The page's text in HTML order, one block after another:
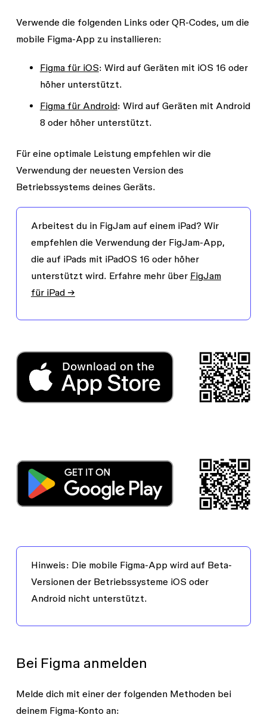
Verwende die folgenden Links oder QR-Codes, um die
mobile Figma-App zu installieren:
Figma für iOS: Wird auf Geräten mit iOS 16 oder
höher unterstützt.
Figma für Android: Wird auf Geräten mit Android
8 oder höher unterstützt.
Für eine optimale Leistung empfehlen wir die
Verwendung der neuesten Version des
Betriebssystems deines Geräts.
Arbeitest du in FigJam auf einem iPad? Wir
empfehlen die Verwendung der FigJam-App,
die auf iPads mit iPadOS 16 oder höher
unterstützt wird. Erfahre mehr über FigJam
für iPad →
Hinweis: Die mobile Figma-App wird auf Beta-
Versionen der Betriebssysteme iOS oder
Android nicht unterstützt.
Bei Figma anmelden
Melde dich mit einer der folgenden Methoden bei
deinem Figma-Konto an: